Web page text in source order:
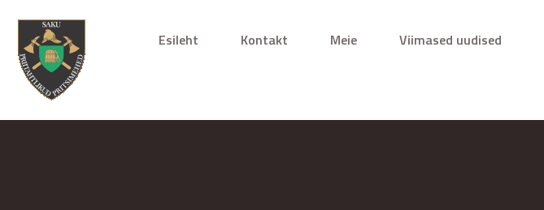
Esileht Kontakt Meie Viimased uudised